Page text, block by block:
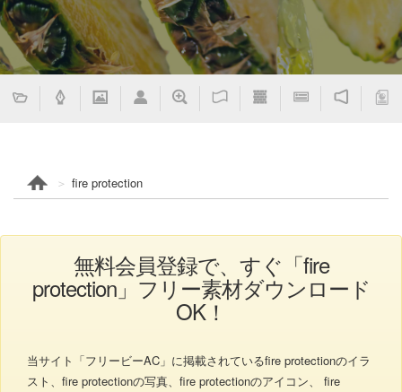
fire protection
無料会員登録で、すぐ「fire
protection」フリー素材ダウンロード
OK！
当サイト「フリービーAC」に掲載されているfire protectionのイラ
スト、fire protectionの写真、fire protectionのアイコン、 fire